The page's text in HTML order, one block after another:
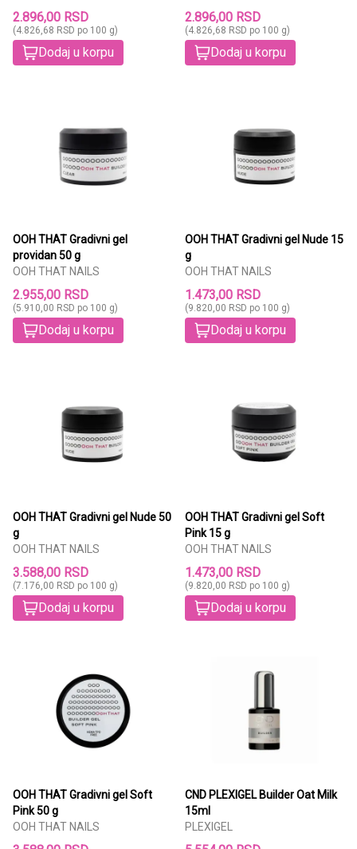
2.896,00 RSD
(4.826,68 RSD po 100 g)
Dodaj u korpu
2.896,00 RSD
(4.826,68 RSD po 100 g)
Dodaj u korpu
OOH THAT Gradivni gel
providan 50 g
OOH THAT NAILS
2.955,00 RSD
(5.910,00 RSD po 100 g)
Dodaj u korpu
OOH THAT Gradivni gel Nude 15
g
OOH THAT NAILS
1.473,00 RSD
(9.820,00 RSD po 100 g)
Dodaj u korpu
OOH THAT Gradivni gel Nude 50
g
OOH THAT NAILS
3.588,00 RSD
(7.176,00 RSD po 100 g)
Dodaj u korpu
OOH THAT Gradivni gel Soft
Pink 15 g
OOH THAT NAILS
1.473,00 RSD
(9.820,00 RSD po 100 g)
Dodaj u korpu
OOH THAT Gradivni gel Soft
Pink 50 g
OOH THAT NAILS
CND PLEXIGEL Builder Oat Milk
15ml
PLEXIGEL